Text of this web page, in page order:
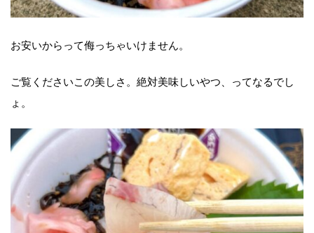
お安いからって侮っちゃいけません。
ご覧くださいこの美しさ。絶対美味しいやつ、ってなるでし
ょ。